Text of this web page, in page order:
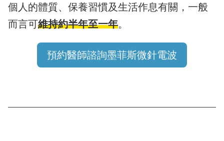
個人的體質、保養習慣及生活作息有關，一般
而言可維持約半年至一年。
預約醫師諮詢墨菲斯微針電波